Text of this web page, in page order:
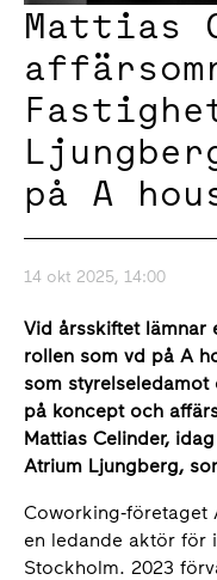
Mattias
på A
14 okt 2025, 14:00
Vid årsskiftet lämnar
rollen som vd på A
som
på koncept och
Mattias Celinder,
Atrium Ljungberg,
en ledande aktör för
Stockholm. 2023